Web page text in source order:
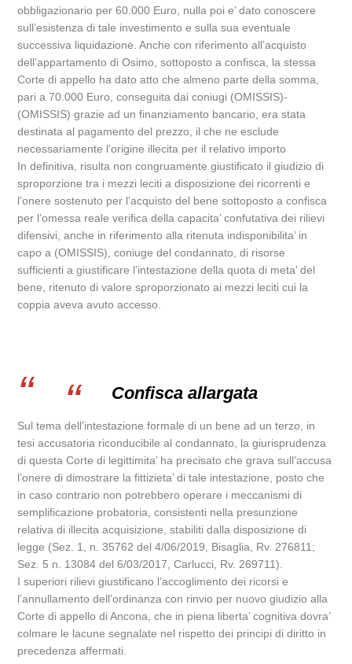
obbligazionario per 60.000 Euro, nulla poi e’ dato conoscere
sull’esistenza di tale investimento e sulla sua eventuale
successiva liquidazione. Anche con riferimento all’acquisto
dell’appartamento di Osimo, sottoposto a confisca, la stessa
Corte di appello ha dato atto che almeno parte della somma,
pari a 70.000 Euro, conseguita dai coniugi (OMISSIS)-
(OMISSIS) grazie ad un finanziamento bancario, era stata
destinata al pagamento del prezzo, il che ne esclude
necessariamente l’origine illecita per il relativo importo
In definitiva, risulta non congruamente giustificato il giudizio di
sproporzione tra i mezzi leciti a disposizione dei ricorrenti e
l’onere sostenuto per l’acquisto del bene sottoposto a confisca
per l’omessa reale verifica della capacita’ confutativa dei rilievi
difensivi, anche in riferimento alla ritenuta indisponibilita’ in
capo a (OMISSIS), coniuge del condannato, di risorse
sufficienti a giustificare l’intestazione della quota di meta’ del
bene, ritenuto di valore sproporzionato ai mezzi leciti cui la
coppia aveva avuto accesso.
Confisca allargata
Sul tema dell’intestazione formale di un bene ad un terzo, in
tesi accusatoria riconducibile al condannato, la giurisprudenza
di questa Corte di legittimita’ ha precisato che grava sull’accusa
l’onere di dimostrare la fittizieta’ di tale intestazione, posto che
in caso contrario non potrebbero operare i meccanismi di
semplificazione probatoria, consistenti nella presunzione
relativa di illecita acquisizione, stabiliti dalla disposizione di
legge (Sez. 1, n. 35762 del 4/06/2019, Bisaglia, Rv. 276811;
Sez. 5 n. 13084 del 6/03/2017, Carlucci, Rv. 269711).
I superiori rilievi giustificano l’accoglimento dei ricorsi e
l’annullamento dell’ordinanza con rinvio per nuovo giudizio alla
Corte di appello di Ancona, che in piena liberta’ cognitiva dovra’
colmare le lacune segnalate nel rispetto dei principi di diritto in
precedenza affermati.